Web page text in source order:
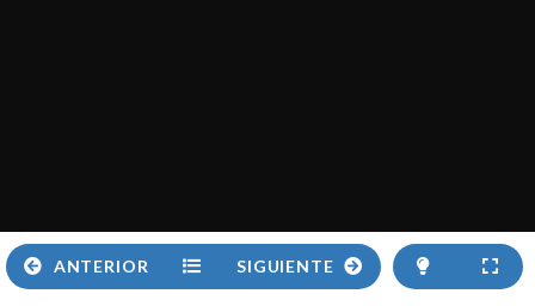
ANTERIOR SIGUIENTE